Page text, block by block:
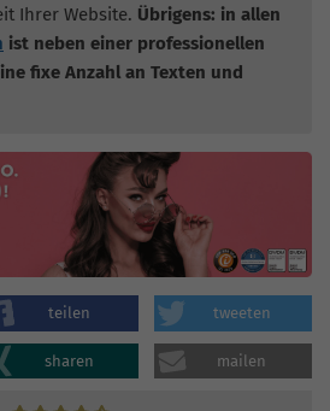
Ihrer Website. Übrigens: in allen
ist neben einer professionellen
fixe Anzahl an Texten und
teilen tweeten
sharen mailen